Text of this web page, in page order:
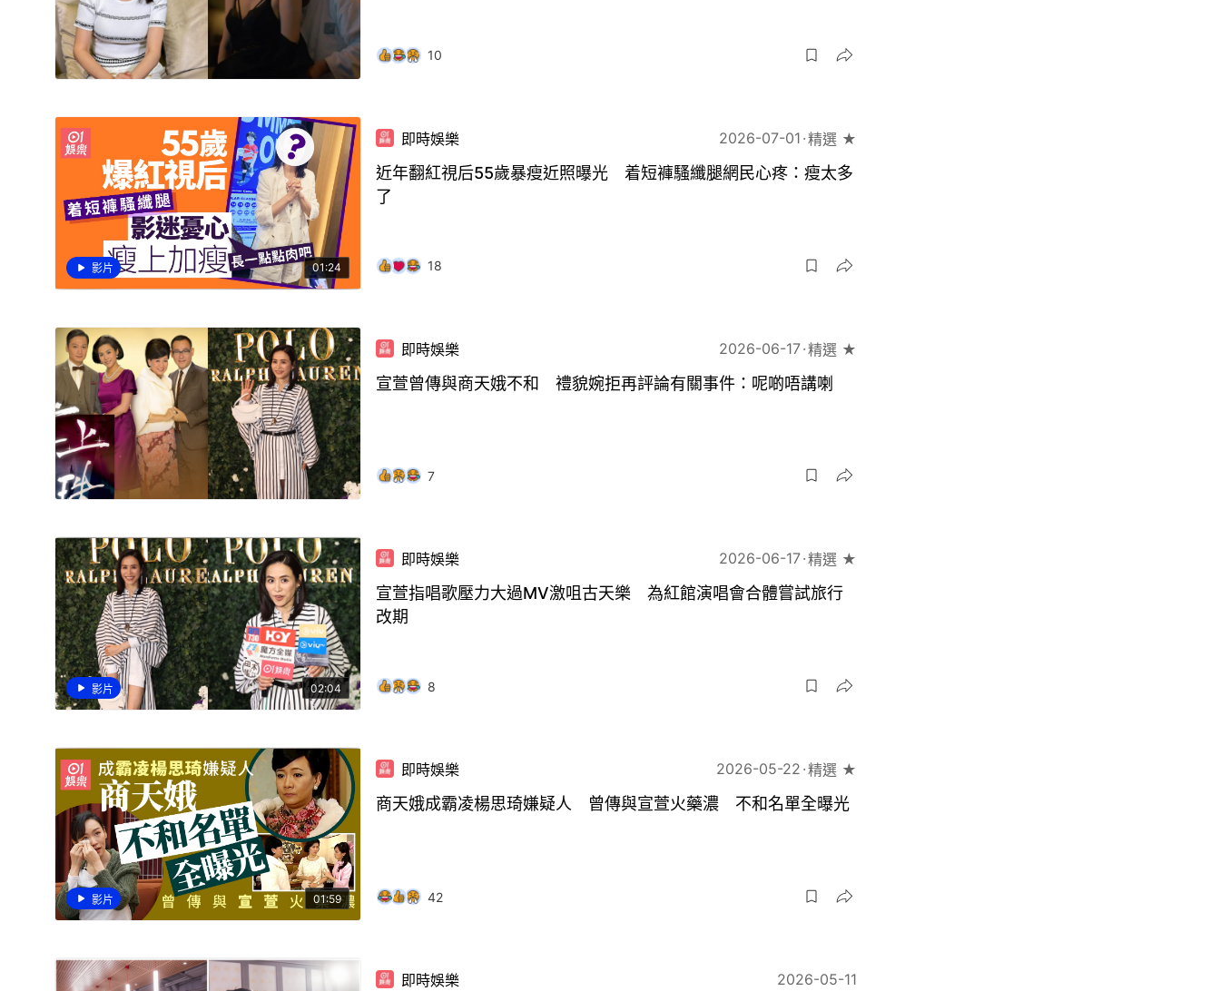
10
影片 01:24
即時娛樂 2026-07-01 精選 ★
近年翻紅視后55歲暴瘦近照曝光 着短褲騷纖腿網民心疼：瘦太多
了
18
即時娛樂 2026-06-17 精選 ★
宣萱曾傳與商天娥不和 禮貌婉拒再評論有關事件：呢啲唔講喇
7
影片 02:04
即時娛樂 2026-06-17 精選 ★
宣萱指唱歌壓力大過MV激咀古天樂 為紅館演唱會合體嘗試旅行
改期
8
影片 01:59
即時娛樂 2026-05-22 精選 ★
商天娥成霸凌楊思琦嫌疑人 曾傳與宣萱火藥濃 不和名單全曝光
42
即時娛樂 2026-05-11